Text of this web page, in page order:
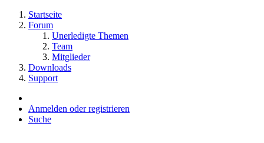
Startseite
Forum
Unerledigte Themen
Team
Mitglieder
Downloads
Support
Anmelden oder registrieren
Suche